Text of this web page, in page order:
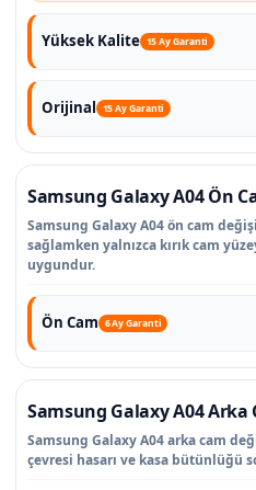
Yüksek Kalite 15 Ay Garanti
Orijinal 15 Ay Garanti
Samsung Galaxy A04 Ön
Samsung Galaxy A04 ön cam
sağlamken yalnızca kırık cam
uygundur.
Ön Cam 6 Ay Garanti
Samsung Galaxy A04 Arka
Samsung Galaxy A04 arka cam
çevresi hasarı ve kasa bütünlüğü